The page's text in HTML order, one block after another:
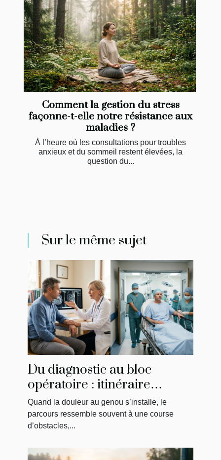
Comment la gestion du stress
façonne-t-elle notre résistance aux
maladies ?
À l’heure où les consultations pour troubles
anxieux et du sommeil restent élevées, la
question du...
Sur le même sujet
Du diagnostic au bloc
opératoire : itinéraire
singulier d’un patient
Quand la douleur au genou s’installe, le
parcours ressemble souvent à une course
d’obstacles,...